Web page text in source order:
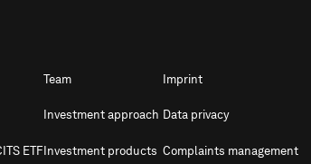
ETF
Team
Investment approach
Investment products
Imprint
Data privacy
Complaints management